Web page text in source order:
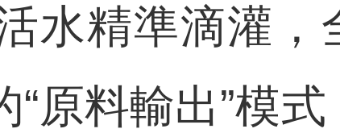
水精準滴灌，
原料輸出”模